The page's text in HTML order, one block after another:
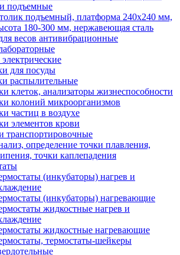
подъемные
подъемный, платформа 240х240 мм,
180-300 мм, нержавеющая сталь
весов антивибрационные
для посуды
распылительные
клеток, анализаторы жизнеспособности
колоний микроорганизмов
частиц в воздухе
элементов крови
транспортировочные
определение точки плавления,
точки каплепадения
(инкубаторы) нагрев и
(инкубаторы) нагревающие
жидкостные нагрев и
жидкостные нагревающие
термостаты-шейкеры